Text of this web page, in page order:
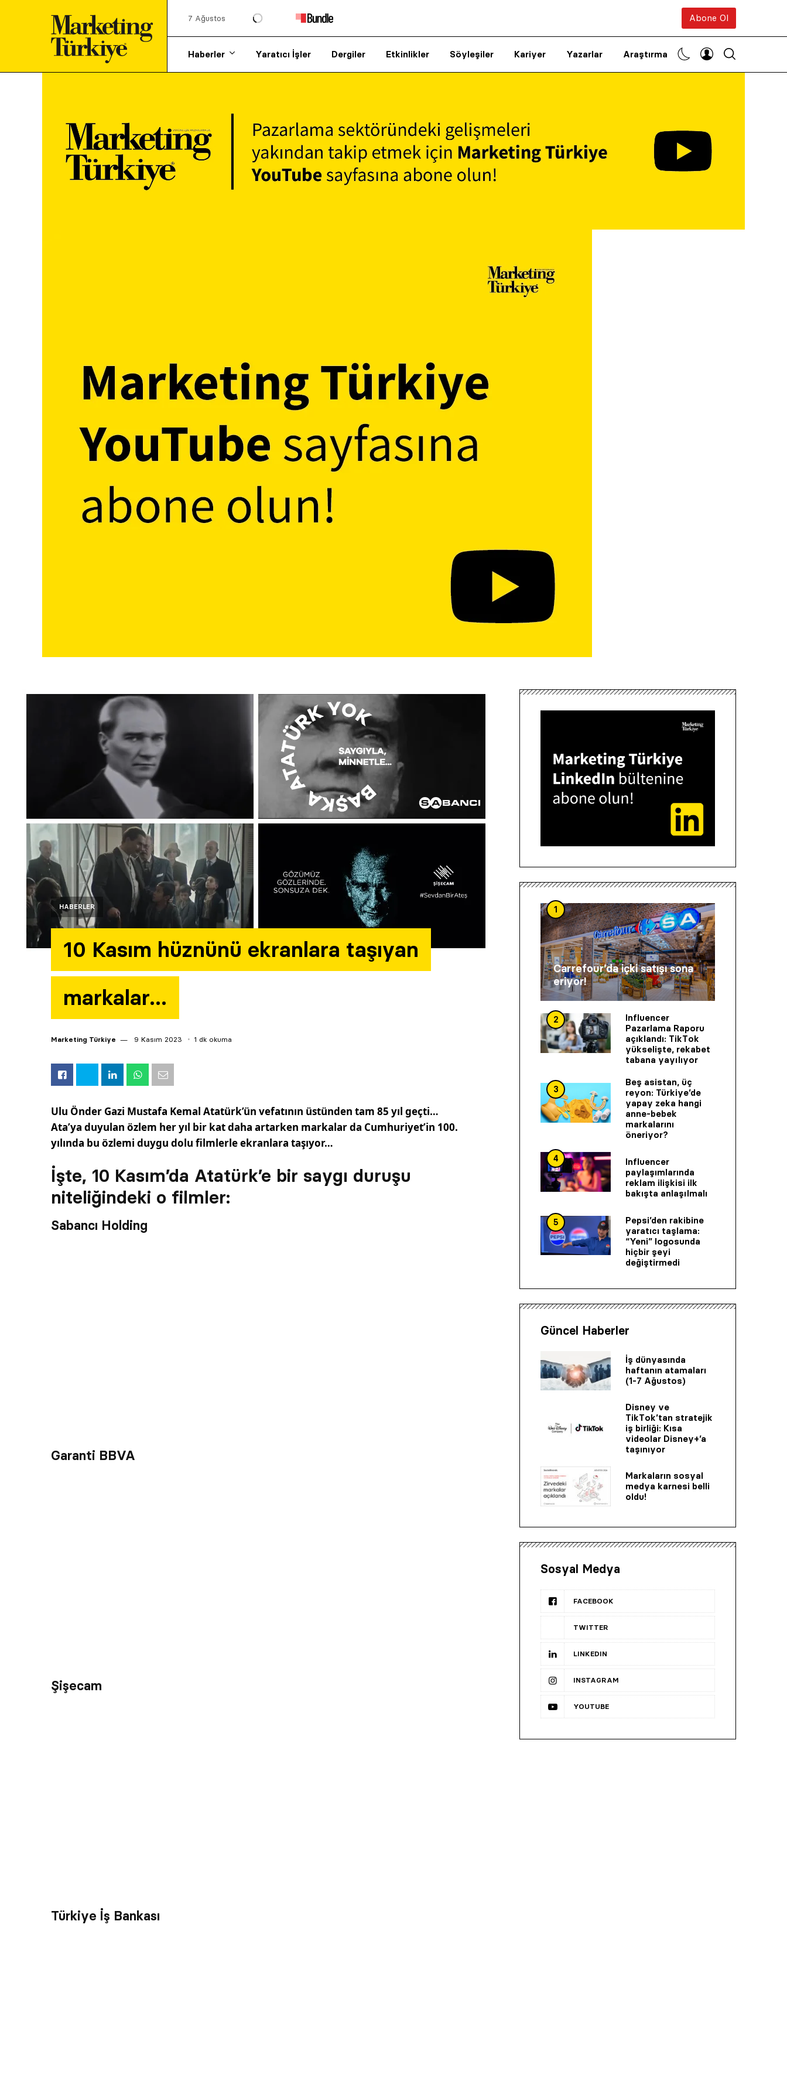
7 Ağustos Abone Ol
Haberler Yaratıcı İşler Dergiler Etkinlikler Söyleşiler Kariyer Yazarlar Araştırma
HABERLER
10 Kasım hüznünü ekranlara taşıyan
markalar…
Marketing Türkiye 9 Kasım 2023 1 dk okuma
Ulu Önder Gazi Mustafa Kemal Atatürk’ün vefatının üstünden tam 85 yıl geçti…
Ata’ya duyulan özlem her yıl bir kat daha artarken markalar da Cumhuriyet’in 100.
yılında bu özlemi duygu dolu filmlerle ekranlara taşıyor…
İşte, 10 Kasım’da Atatürk’e bir saygı duruşu
niteliğindeki o filmler:
Sabancı Holding
Garanti BBVA
Şişecam
Türkiye İş Bankası
1
Carrefour’da içki satışı sona
eriyor!
2
Influencer
Pazarlama Raporu
açıklandı: TikTok
yükselişte, rekabet
tabana yayılıyor
3
Beş asistan, üç
reyon: Türkiye’de
yapay zeka hangi
anne-bebek
markalarını
öneriyor?
4
Influencer
paylaşımlarında
reklam ilişkisi ilk
bakışta anlaşılmalı
5
Pepsi’den rakibine
yaratıcı taşlama:
“Yeni” logosunda
hiçbir şeyi
değiştirmedi
Güncel Haberler
İş dünyasında
haftanın atamaları
(1-7 Ağustos)
Disney ve
TikTok’tan stratejik
iş birliği: Kısa
videolar Disney+’a
taşınıyor
Markaların sosyal
medya karnesi belli
oldu!
Sosyal Medya
FACEBOOK
TWITTER
LINKEDIN
INSTAGRAM
YOUTUBE